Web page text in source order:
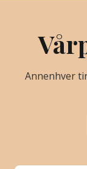
Annenhver